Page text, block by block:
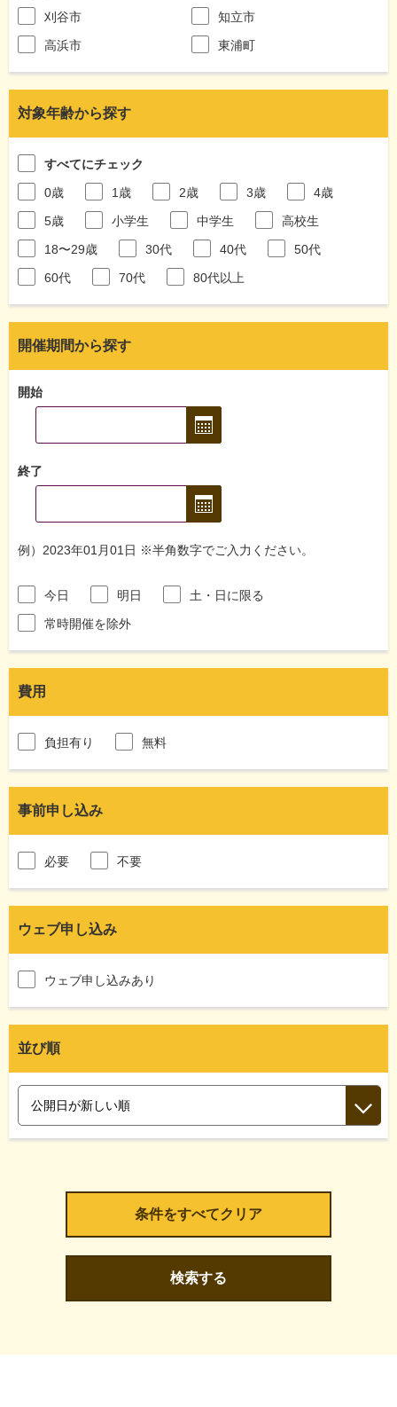
刈谷市
知立市
高浜市
東浦町
対象年齢から探す
すべてにチェック
0歳
1歳 2歳 3歳
4歳
5歳
小学生 中学生
高校生
18〜29歳
30代 40代
50代
60代
70代 80代以上
開催期間から探す
開始
終了
例）2023年01月01日 ※半角数字でご入力ください。
今日 明日
土・日に限る
常時開催を除外
費用
負担有り 無料
事前申し込み
必要 不要
ウェブ申し込み
ウェブ申し込みあり
並び順
検索する